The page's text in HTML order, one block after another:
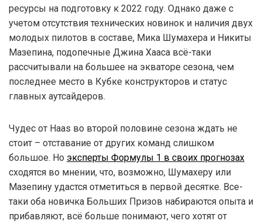
ресурсы на подготовку к 2022 году. Однако даже с
учетом отсутствия технических новинок и наличия двух
молодых пилотов в составе, Мика Шумахера и Никиты
Мазепина, подопечные Джина Хааса всё-таки
рассчитывали на большее на экваторе сезона, чем
последнее место в Кубке конструкторов и статус
главных аутсайдеров.
Чудес от Haas во второй половине сезона ждать не
стоит – отставание от других команд слишком
большое. Но эксперты Формулы 1 в своих прогнозах
сходятся во мнении, что, возможно, Шумахеру или
Мазепину удастся отметиться в первой десятке. Все-
таки оба новичка Больших Призов набираются опыта и
прибавляют, всё больше понимают, чего хотят от